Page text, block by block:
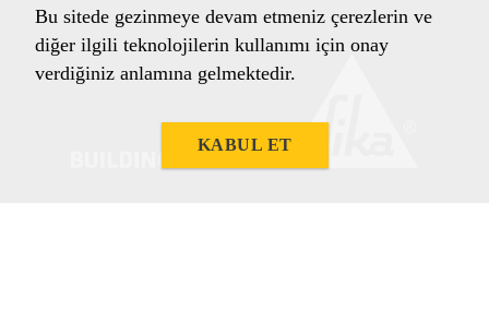
Bu sitede gezinmeye devam etmeniz çerezlerin ve
diğer ilgili teknolojilerin kullanımı için onay
verdiğiniz anlamına gelmektedir.
KABUL ET